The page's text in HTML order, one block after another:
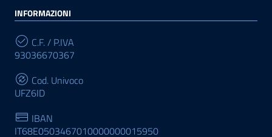
INFORMAZIONI
C.F. / P.IVA
93036670367
Cod. Univoco
UFZ6ID
IBAN
IT68E0503467010000000015950